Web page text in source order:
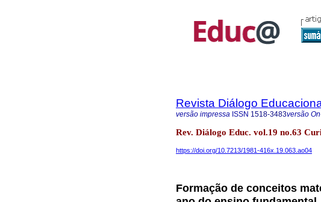
Revista Diálogo
versão impressa ISSN 1518-3483versão
Rev. Diálogo Educ. vol.19 no.63
https://doi.org/10.7213/1981-416x.19.063.ao04
Formação de conceitos